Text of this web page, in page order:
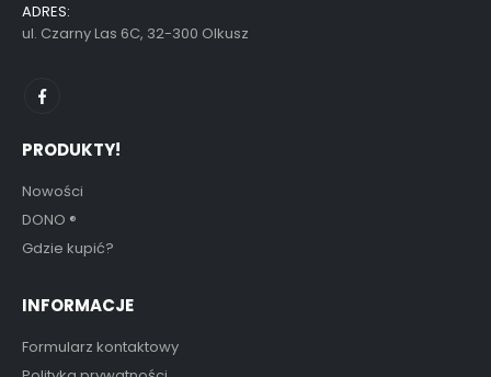
ADRES:
ul. Czarny Las 6C, 32-300 Olkusz
PRODUKTY!
Nowości
DONO ®
Gdzie kupić?
INFORMACJE
Formularz kontaktowy